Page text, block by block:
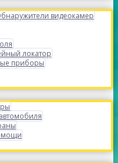
видеокамер
локатор
приборы